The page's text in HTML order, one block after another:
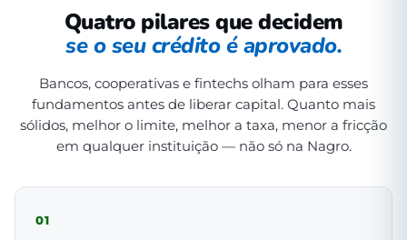
Quatro pilares que decidem
se o seu crédito é aprovado.
Bancos, cooperativas e fintechs olham para esses
fundamentos antes de liberar capital. Quanto mais
sólidos, melhor o limite, melhor a taxa, menor a fricção
em qualquer instituição — não só na Nagro.
01